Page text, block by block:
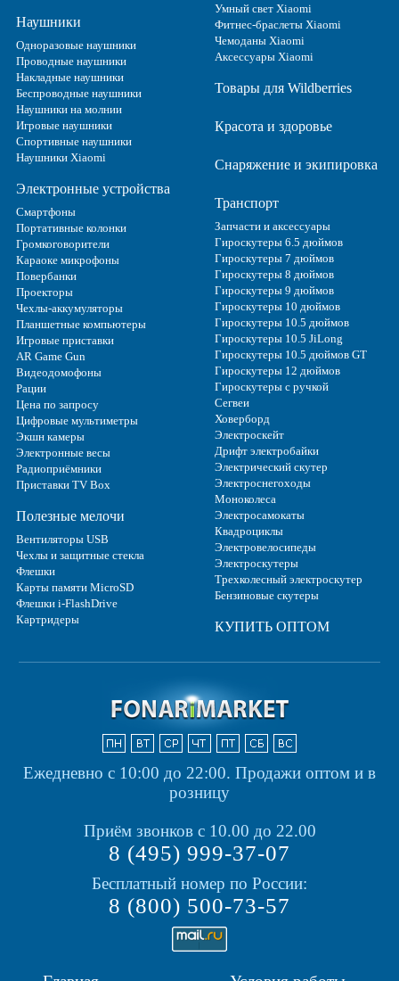
Наушники
Одноразовые наушники
Проводные наушники
Накладные наушники
Беспроводные наушники
Наушники на молнии
Игровые наушники
Спортивные наушники
Наушники Xiaomi
Электронные устройства
Смартфоны
Портативные колонки
Громкоговорители
Караоке микрофоны
Повербанки
Проекторы
Чехлы-аккумуляторы
Планшетные компьютеры
Игровые приставки
AR Game Gun
Видеодомофоны
Рации
Цена по запросу
Цифровые мультиметры
Экшн камеры
Электронные весы
Радиоприёмники
Приставки TV Box
Полезные мелочи
Вентиляторы USB
Чехлы и защитные стекла
Флешки
Карты памяти MicroSD
Флешки i-FlashDrive
Картридеры
Умный свет Xiaomi
Фитнес-браслеты Xiaomi
Чемоданы Xiaomi
Аксессуары Xiaomi
Товары для Wildberries
Красота и здоровье
Снаряжение и экипировка
Транспорт
Запчасти и аксессуары
Гироскутеры 6.5 дюймов
Гироскутеры 7 дюймов
Гироскутеры 8 дюймов
Гироскутеры 9 дюймов
Гироскутеры 10 дюймов
Гироскутеры 10.5 дюймов
Гироскутеры 10.5 JiLong
Гироскутеры 10.5 дюймов GT
Гироскутеры 12 дюймов
Гироскутеры с ручкой
Сегвеи
Ховерборд
Электроскейт
Дрифт электробайки
Электрический скутер
Электроснегоходы
Моноколеса
Электросамокаты
Квадроциклы
Электровелосипеды
Электроскутеры
Трехколесный электроскутер
Бензиновые скутеры
КУПИТЬ ОПТОМ
Ежедневно с 10:00 до 22:00. Продажи оптом и в
розницу
Приём звонков с 10.00 до 22.00
8 (495) 999-37-07
Бесплатный номер по России:
8 (800) 500-73-57